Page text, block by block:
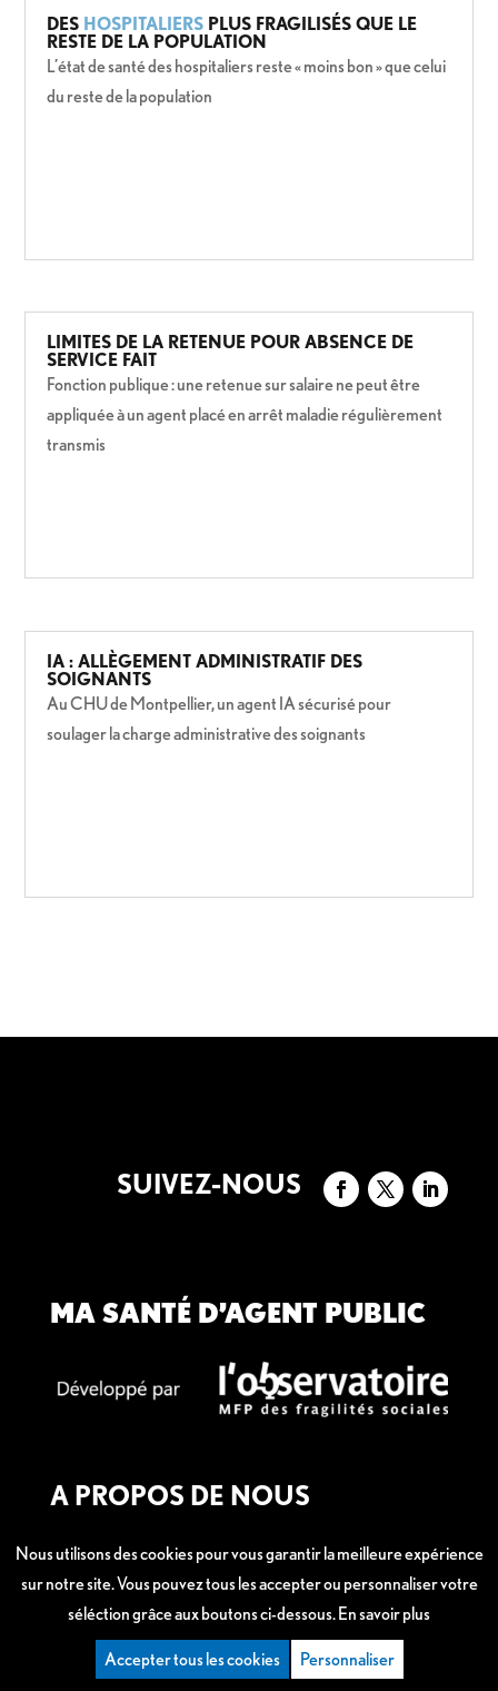
DES HOSPITALIERS PLUS FRAGILISÉS QUE LE
RESTE DE LA POPULATION
L’état de santé des hospitaliers reste « moins bon » que celui
du reste de la population
LIMITES DE LA RETENUE POUR ABSENCE DE
SERVICE FAIT
Fonction publique : une retenue sur salaire ne peut être
appliquée à un agent placé en arrêt maladie régulièrement
transmis
IA : ALLÈGEMENT ADMINISTRATIF DES
SOIGNANTS
Au CHU de Montpellier, un agent IA sécurisé pour
soulager la charge administrative des soignants
SUIVEZ-NOUS
MA SANTÉ D’AGENT PUBLIC
A PROPOS DE NOUS
Mentions légales
Nous utilisons des cookies pour vous garantir la meilleure expérience
sur notre site. Vous pouvez tous les accepter ou personnaliser votre
séléction grâce aux boutons ci-dessous.En savoir plus
Accepter tous les cookies Personnaliser